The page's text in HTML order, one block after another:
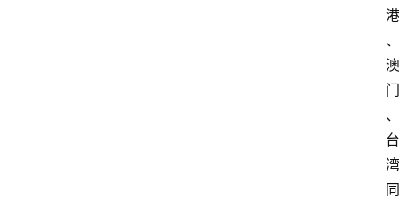
港
、
澳
门
、
台
湾
同